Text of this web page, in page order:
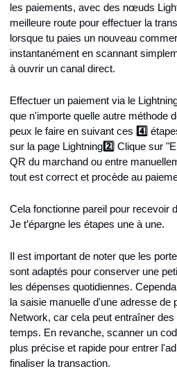
les paiements, avec des nœuds
meilleure route pour effectuer la
lorsque tu paies un nouveau
instantanément en scannant
à ouvrir un canal direct.
Effectuer un paiement via le
que n'importe quelle autre méthode
peux le faire en suivant ces 4️⃣
sur la page Lightning 2️⃣ Clique sur
QR du marchand ou entre
tout est correct et procède au
Cela fonctionne pareil pour recevoir
Je t’épargne les étapes une à une.
Il est important de noter que les
sont adaptés pour conserver une
les dépenses quotidiennes.
la saisie manuelle d'une adresse de
Network, car cela peut entraîner
temps. En revanche, scanner un
plus précise et rapide pour entrer
finaliser la transaction.